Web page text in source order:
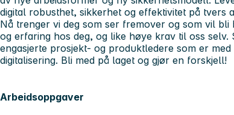
digital robusthet, sikkerhet og effektivitet på tvers
Nå trenger vi deg som ser fremover og som vil
og erfaring hos deg, og like høye krav til oss selv.
engasjerte prosjekt- og produktledere som er
digitalisering. Bli med på laget og gjør en forskjell!
Arbeidsoppgaver